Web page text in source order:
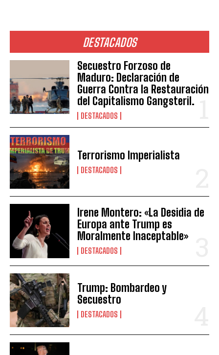
DESTACADOS
Secuestro Forzoso de
Maduro: Declaración de
Guerra Contra la Restauración
del Capitalismo Gangsteril.
DESTACADOS
Terrorismo Imperialista
DESTACADOS
Irene Montero: «La Desidia de
Europa ante Trump es
Moralmente Inaceptable»
DESTACADOS
Trump: Bombardeo y
Secuestro
DESTACADOS